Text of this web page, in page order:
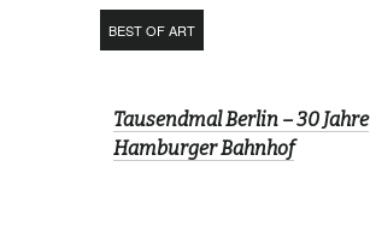
BEST OF ART
Tausendmal Berlin – 30 Jahre
Hamburger Bahnhof